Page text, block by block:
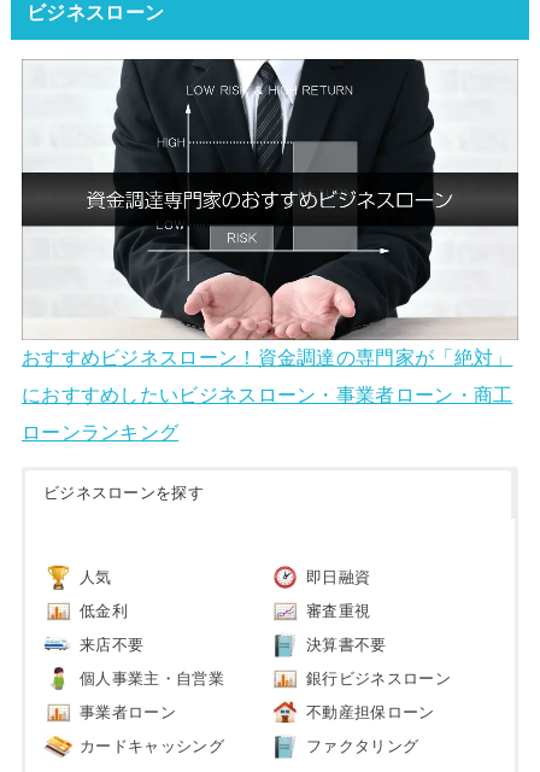
ビジネスローン
おすすめビジネスローン！資金調達の専門家が「絶対」
におすすめしたいビジネスローン・事業者ローン・商工
ローンランキング
ビジネスローンを探す
人気 即日融資
低金利 審査重視
来店不要 決算書不要
個人事業主・自営業 銀行ビジネスローン
事業者ローン 不動産担保ローン
カードキャッシング ファクタリング